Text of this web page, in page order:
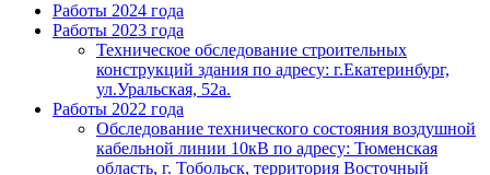
Работы 2024 года
Работы 2023 года
Техническое обследование строительных
конструкций здания по адресу: г.Екатеринбург,
ул.Уральская, 52а.
Работы 2022 года
Обследование технического состояния воздушной
кабельной линии 10кВ по адресу: Тюменская
область, г. Тобольск, территория Восточный